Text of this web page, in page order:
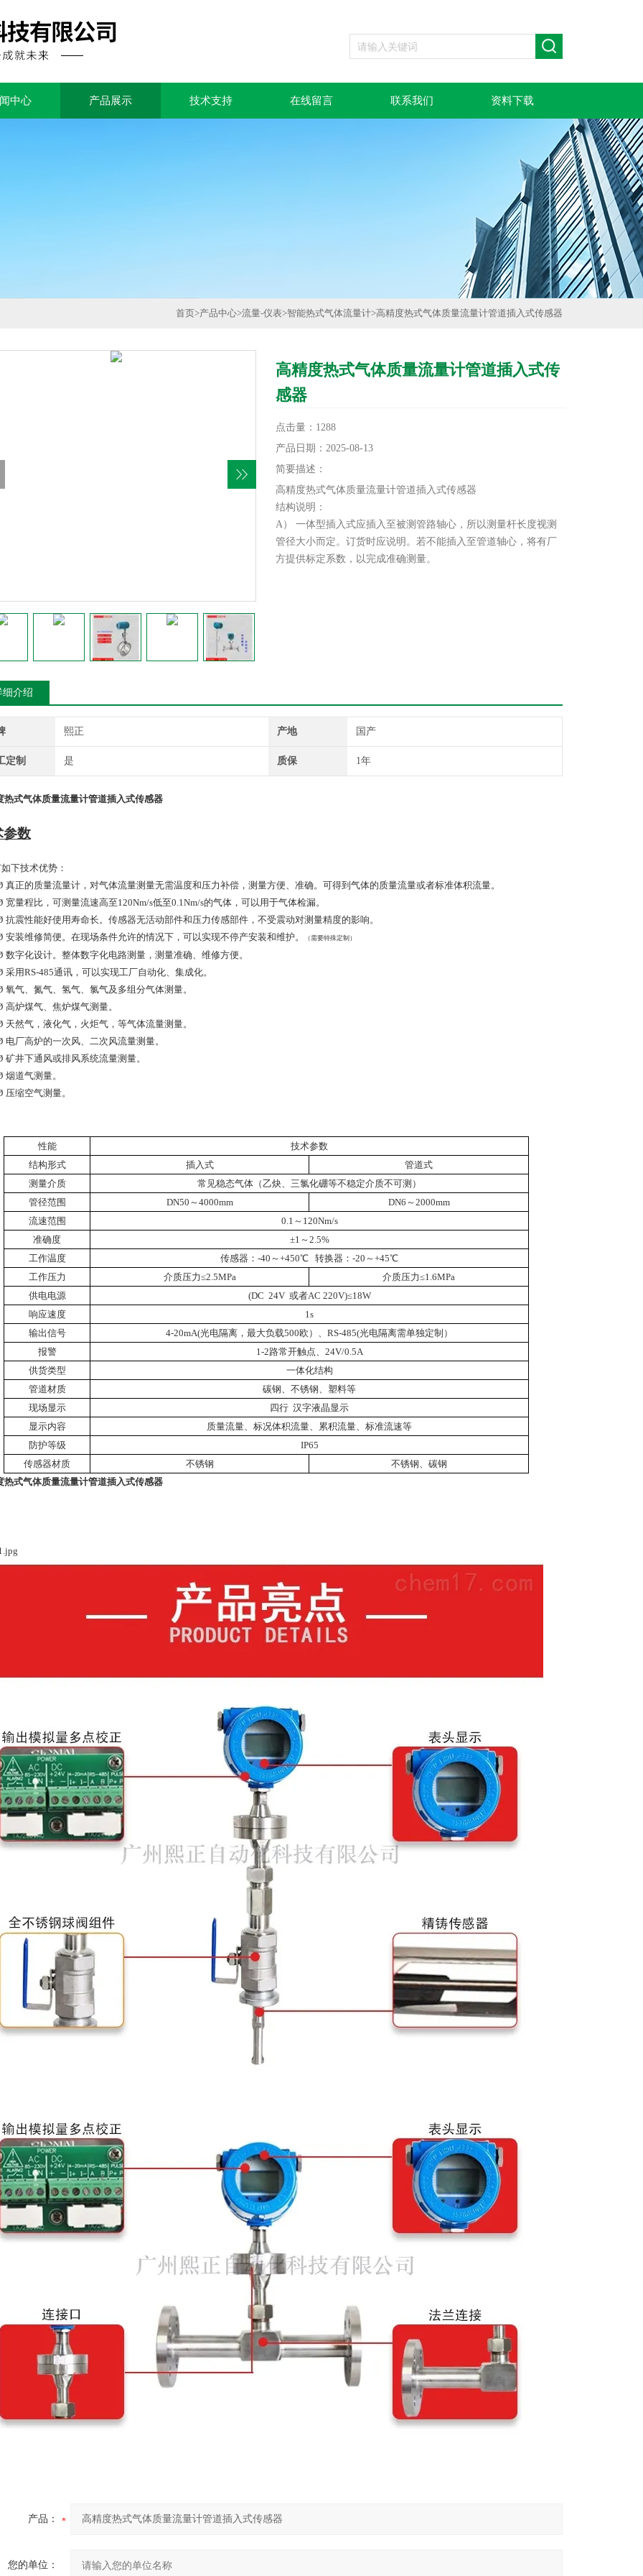
中心 产品展示 技术支持 在线留言 联系我们 资料下载
首页>产品中心>流量-仪表>智能热式气体流量计>高精度热式气体质量流量计管道插入式传感器
高精度热式气体质量流量计管道插入式传
感器
点击量：1288
产品日期：2025-08-13
简要描述：
高精度热式气体质量流量计管道插入式传感器
结构说明：
A） 一体型插入式应插入至被测管路轴心，所以测量杆长度视测
管径大小而定。订货时应说明。若不能插入至管道轴心，将有厂
方提供标定系数，以完成准确测量。
细介绍
熙正 产地 国产
定制 是 质保 1年
热式气体质量流量计管道插入式传感器
参数
下技术优势：
真正的质量流量计，对气体流量测量无需温度和压力补偿，测量方便、准确。可得到气体的质量流量或者标准体积流量。
宽量程比，可测量流速高至120Nm/s低至0.1Nm/s的气体，可以用于气体检漏。
抗震性能好使用寿命长。传感器无活动部件和压力传感部件，不受震动对测量精度的影响。
安装维修简便。在现场条件允许的情况下，可以实现不停产安装和维护。 （需要特殊定制）
数字化设计。整体数字化电路测量，测量准确、维修方便。
采用RS-485通讯，可以实现工厂自动化、集成化。
氧气、氮气、氢气、氯气及多组分气体测量。
高炉煤气、焦炉煤气测量。
天然气，液化气，火炬气，等气体流量测量。
电厂高炉的一次风、二次风流量测量。
矿井下通风或排风系统流量测量。
烟道气测量。
压缩空气测量。
性能
技术参数
结构形式
插入式
管道式
测量介质
常见稳态气体（乙炔、三氯化硼等不稳定介质不可测）
管径范围
DN50 ～ 4000mm DN6 ～ 2000mm
流速范围
0.1 ～ 120Nm/s
准确度
±1 ～ 2.5%
工作温度
传感器：-40 ～+450℃ 转换器：-20 ～+45℃
工作压力
介质压力≤2.5MPa 介质压力≤1.6MPa
供电电源
(DC 24V 或者AC 220V)≤18W
响应速度
1s
输出信号
4-20mA(光电隔离，最大负载500欧）、RS-485(光电隔离需单独定制）
报警
1-2路常开触点、 24V/0.5A
供货类型
一体化结构
管道材质
碳钢、不锈钢、塑料等
现场显示
四行 汉字液晶显示
显示内容
质量流量、标况体积流量、累积流量、标准流速等
防护等级
IP65
传感器材质
不锈钢
不锈钢、碳钢
热式气体质量流量计管道插入式传感器
产品：
您的单位：